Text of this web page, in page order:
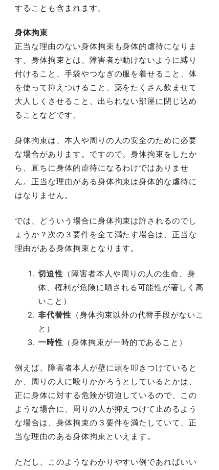
することも含まれます。
身体拘束
正当な理由のない身体拘束も身体的虐待になりま
す。身体拘束とは、障害者が動けないように縛り
付けること、手袋やつなぎの服を着せること、体
を使って抑えつけること、薬をたくさん飲ませて
大人しくさせること、出られない部屋に閉じ込め
ることなどです。
身体拘束は、本人や周りの人の安全のために必要
な場合があります。ですので、身体拘束をしたか
ら、直ちに身体的虐待になるわけではありませ
ん。正当な理由がある身体拘束は身体的な虐待に
はなりません。
では、どういう場合に身体拘束は許されるのでし
ょうか？次の３要件を全て満たす場合は、正当な
理由がある身体拘束となります。
切迫性 （障害者本人や周りの人の生命、身
体、権利が危険に晒される可能性が著しく高
いこと）
非代替性 （身体拘束以外の代替手段がないこ
と）
一時性 （身体拘束が一時的であること）
例えば、障害者本人が壁に頭を叩きつけていると
か、周りの人に殴りかかろうとしているとかは、
正に身体に対する危険が切迫しているので、この
ような場合に、周りの人が抑えつけて止めるよう
な場合は、身体拘束の３要件を満たしていて、正
当な理由のある身体拘束といえます。
ただし、このようなわかりやすい例であればいい